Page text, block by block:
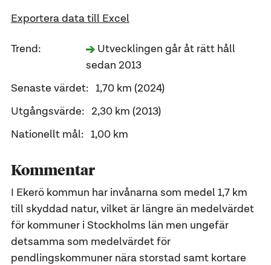
Exportera data till Excel
Trend:
Utvecklingen går åt rätt håll
sedan 2013
Senaste värdet: 1,70 km (2024)
Utgångsvärde: 2,30 km (2013)
Nationellt mål: 1,00 km
Kommentar
I Ekerö kommun har invånarna som medel 1,7 km
till skyddad natur, vilket är längre än medelvärdet
för kommuner i Stockholms län men ungefär
detsamma som medelvärdet för
pendlingskommuner nära storstad samt kortare